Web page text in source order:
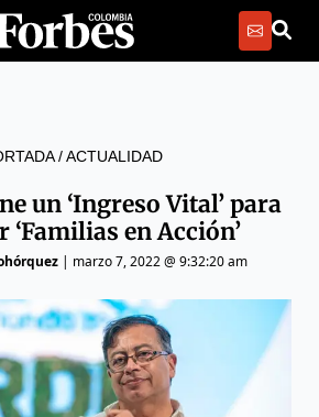
/ACTUALIDAD
un ‘Ingreso Vital’ para
en Acción’
| marzo 7, 2022 @ 9:32:20 am